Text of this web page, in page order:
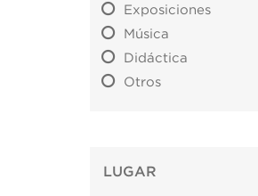
Exposiciones
Música
Didáctica
Otros
LUGAR